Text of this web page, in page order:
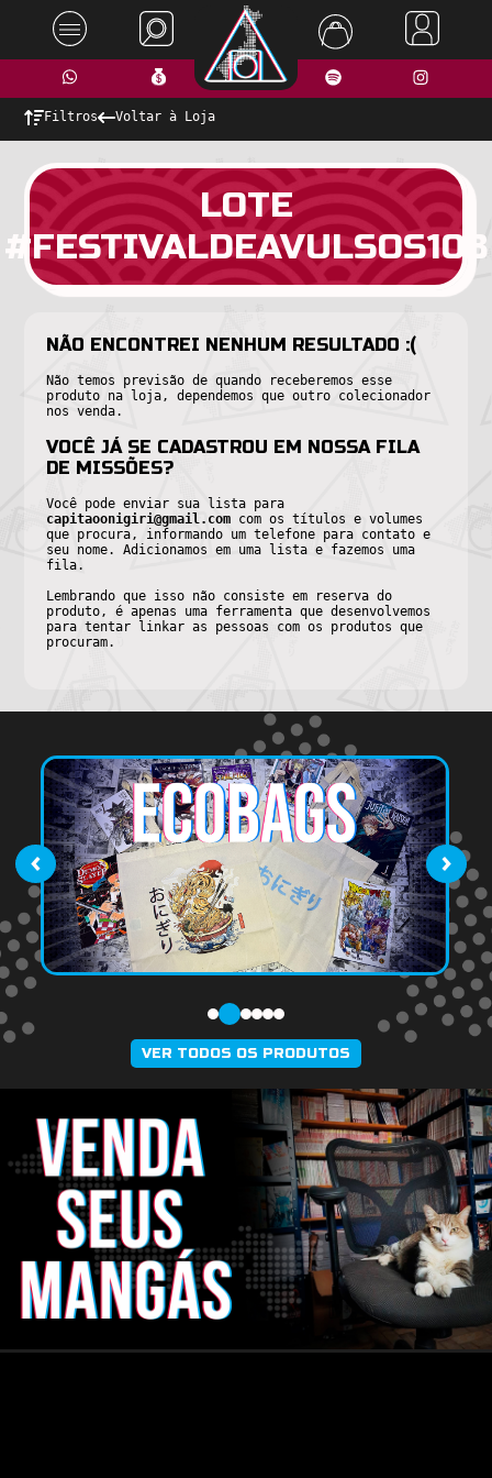
Filtros Voltar à Loja
LOTE
#FESTIVALDEAVULSOS108
NÃO ENCONTREI NENHUM RESULTADO :(
Não temos previsão de quando receberemos esse
produto na loja, dependemos que outro colecionador
nos venda.
VOCÊ JÁ SE CADASTROU EM NOSSA FILA
DE MISSÕES?
Você pode enviar sua lista para
capitaoonigiri@gmail.com com os títulos e volumes
que procura, informando um telefone para contato e
seu nome. Adicionamos em uma lista e fazemos uma
fila.
Lembrando que isso não consiste em reserva do
produto, é apenas uma ferramenta que desenvolvemos
para tentar linkar as pessoas com os produtos que
procuram.
‹ ›
VER TODOS OS PRODUTOS